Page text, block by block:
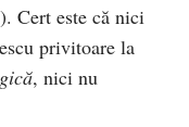
Cert este că nici
privitoare la
, nici nu